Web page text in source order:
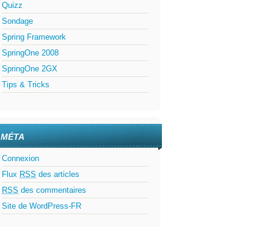
Quizz
Sondage
Spring Framework
SpringOne 2008
SpringOne 2GX
Tips & Tricks
MÉTA
Connexion
Flux RSS des articles
RSS des commentaires
Site de WordPress-FR